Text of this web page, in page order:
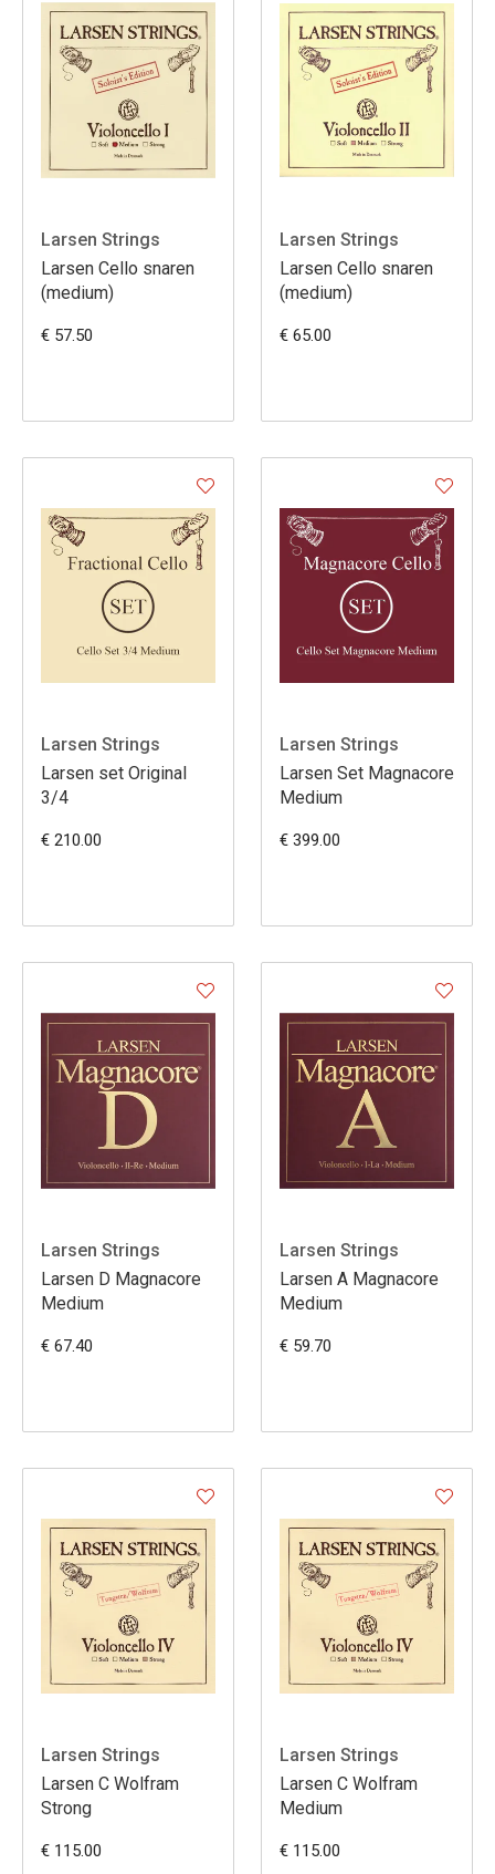
Larsen Strings
Larsen Cello snaren
(medium)
€ 57.50
Larsen Strings
Larsen Cello snaren
(medium)
€ 65.00
Larsen Strings
Larsen set Original
3/4
€ 210.00
Larsen Strings
Larsen Set Magnacore
Medium
€ 399.00
Larsen Strings
Larsen D Magnacore
Medium
€ 67.40
Larsen Strings
Larsen A Magnacore
Medium
€ 59.70
Larsen Strings
Larsen C Wolfram
Strong
€ 115.00
Larsen Strings
Larsen C Wolfram
Medium
€ 115.00